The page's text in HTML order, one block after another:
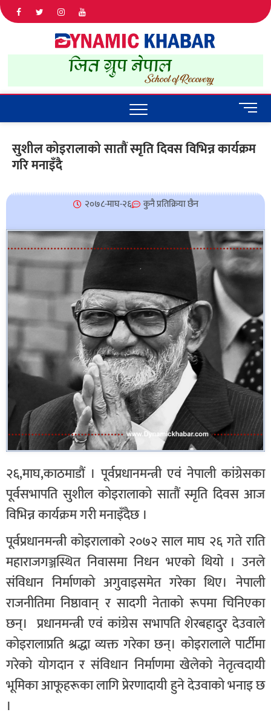
IN NEPAL
M
e
u
n
सुशील कोइरालाको सातौं स्मृति दिवस विभिन्न कार्यक्रम
गरि मनाइँदै
२०७८-माघ-२६ कुनै प्रतिक्रिया छैन
२६,माघ,काठमाडौं । पूर्वप्रधानमन्त्री एवं नेपाली कांग्रेसका
पूर्वसभापति सुशील कोइरालाको सातौं स्मृति दिवस आज
विभिन्न कार्यक्रम गरी मनाइँदैछ ।
पूर्वप्रधानमन्त्री कोइरालाको २०७२ साल माघ २६ गते राति
महाराजगञ्जस्थित निवासमा निधन भएको थियो । उनले
संविधान निर्माणको अगुवाइसमेत गरेका थिए। नेपाली
राजनीतिमा निष्ठावान् र सादगी नेताको रूपमा चिनिएका
छन्। प्रधानमन्त्री एवं कांग्रेस सभापति शेरबहादुर देउवाले
कोइरालाप्रति श्रद्धा व्यक्त गरेका छन्। कोइरालाले पार्टीमा
गरेको योगदान र संविधान निर्माणमा खेलेको नेतृत्वदायी
भूमिका आफूहरूका लागि प्रेरणादायी हुने देउवाको भनाइ छ
।